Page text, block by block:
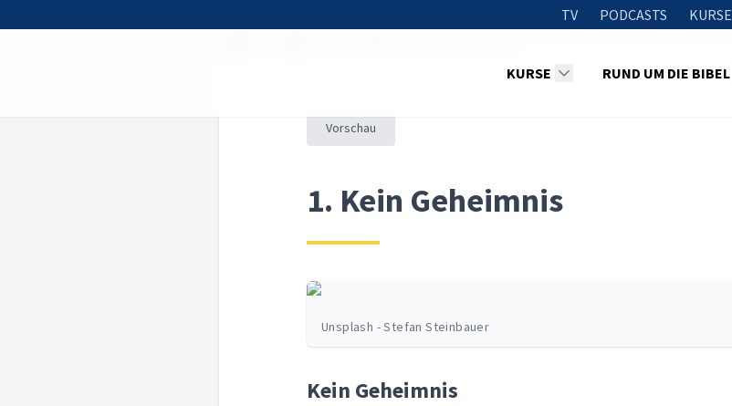
TV PODCASTS KURSE
KURSE RUND UM DIE BIBEL
Vorschau
1. Kein Geheimnis
Unsplash - Stefan Steinbauer
Kein Geheimnis